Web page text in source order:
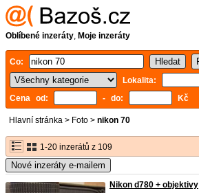
Oblíbené inzeráty, Moje inzeráty
Co:
Lokalita:
Cena od:
- do: Kč
Hlavní stránka > Foto > nikon 70
1-20 inzerátů z 109
Nové inzeráty e-mailem
Nikon d780 + objektivy